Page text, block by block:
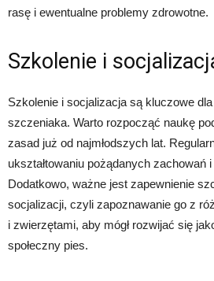
rasę i ewentualne problemy zdrowotne.
Szkolenie i
Szkolenie i socjalizacja są kluczowe
szczeniaka. Warto rozpocząć naukę
zasad już od najmłodszych lat.
ukształtowaniu pożądanych zachowań
Dodatkowo, ważne jest zapewnienie
socjalizacji, czyli zapoznawanie go z
i zwierzętami, aby mógł rozwijać się
społeczny pies.